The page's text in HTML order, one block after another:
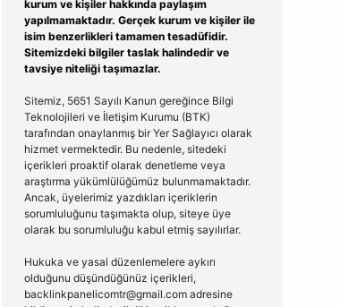
kurum ve kişiler hakkında paylaşım
yapılmamaktadır. Gerçek kurum ve kişiler ile
isim benzerlikleri tamamen tesadüfidir.
Sitemizdeki bilgiler taslak halindedir ve
tavsiye niteliği taşımazlar.
Sitemiz, 5651 Sayılı Kanun gereğince Bilgi
Teknolojileri ve İletişim Kurumu (BTK)
tarafından onaylanmış bir Yer Sağlayıcı olarak
hizmet vermektedir. Bu nedenle, sitedeki
içerikleri proaktif olarak denetleme veya
araştırma yükümlülüğümüz bulunmamaktadır.
Ancak, üyelerimiz yazdıkları içeriklerin
sorumluluğunu taşımakta olup, siteye üye
olarak bu sorumluluğu kabul etmiş sayılırlar.
Hukuka ve yasal düzenlemelere aykırı
olduğunu düşündüğünüz içerikleri,
backlinkpanelicomtr@gmail.comadresine